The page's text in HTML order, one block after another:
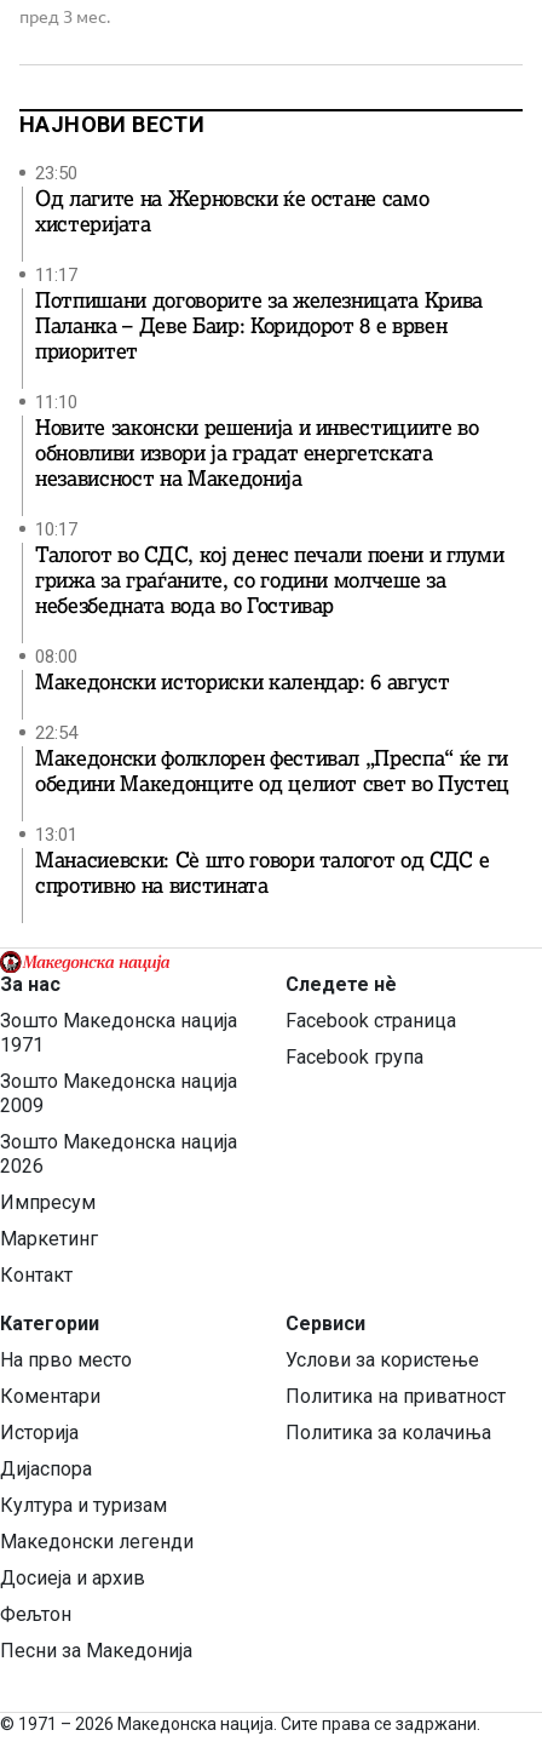
откако ќе ја стекнат својата независност и откако
неразвиноста. Во последните децении на минатиот век
пред 3 мес.
НАЈНОВИ ВЕСТИ
23:50
Од лагите на Жерновски ќе остане само
хистеријата
11:17
Потпишани договорите за железницата Крива
Паланка – Деве Баир: Коридорот 8 е врвен
приоритет
11:10
Новите законски решенија и инвестициите во
обновливи извори ја градат енергетската
независност на Македонија
10:17
Талогот во СДС, кој денес печали поени и глуми
грижа за граѓаните, со години молчеше за
небезбедната вода во Гостивар
08:00
Македонски историски календар: 6 август
22:54
Македонски фолклорен фестивал „Преспа“ ќе ги
обедини Македонците од целиот свет во Пустец
13:01
Манасиевски: Сè што говори талогот од СДС е
спротивно на вистината
За нас
Зошто Македонска нација
1971
Зошто Македонска нација
2009
Зошто Македонска нација
2026
Импресум
Маркетинг
Контакт
Категории
На прво место
Коментари
Историја
Дијаспора
Култура и туризам
Македонски легенди
Досиеја и архив
Фељтон
Песни за Македонија
Следете нѐ
Facebook страница
Facebook група
Сервиси
Услови за користење
Политика на приватност
Политика за колачиња
© 1971 – 2026 Македонска нација. Сите права се задржани.